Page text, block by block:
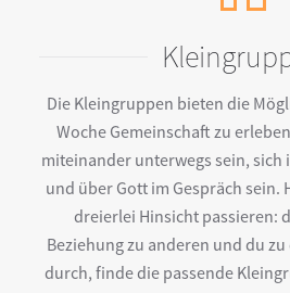
Die Kleingruppen bieten die
Woche Gemeinschaft zu
miteinander unterwegs sein, sich
und über Gott im Gespräch sein.
dreierlei Hinsicht passieren:
Beziehung zu anderen und du
durch, finde die passende